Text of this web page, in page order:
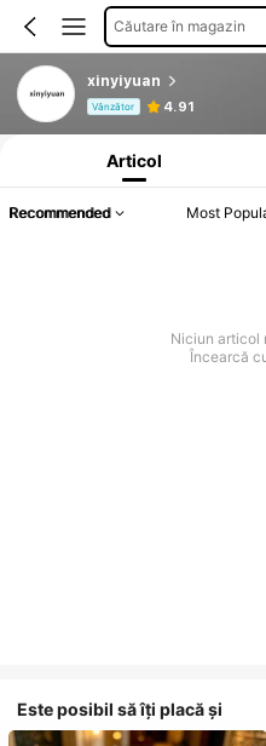
Căutare în magazin
xinyiyuan
Vânzător 4.91
Informații despre produs:
Articol
Recommended Most
Niciun articol
Încearcă
Este posibil să îți placă și